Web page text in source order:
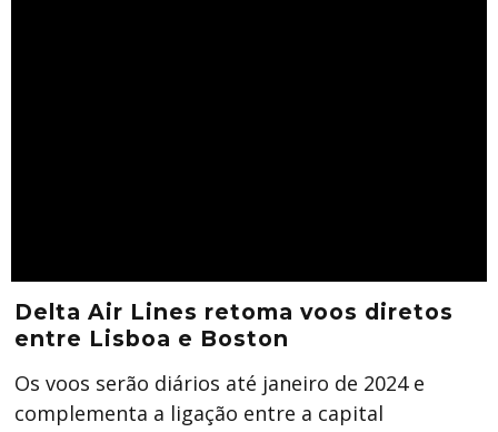
Delta Air Lines retoma voos diretos
entre Lisboa e Boston
Os voos serão diários até janeiro de 2024 e
complementa a ligação entre a capital